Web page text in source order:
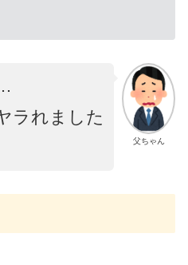
父ちゃん
ラれました